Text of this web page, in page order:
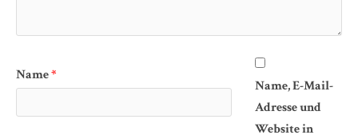
Name*
Name, E-Mail-
Adresse und
Website in